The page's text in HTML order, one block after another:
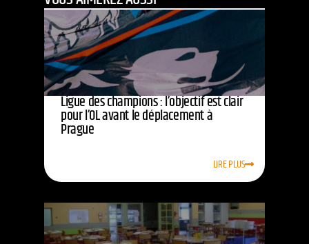
Ligue des champions : l’objectif est clair
pour l’OL avant le déplacement à
Prague
LIRE PLUS